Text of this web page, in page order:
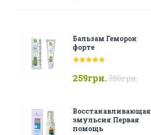
Бальзам Геморон
форте
259грн.350грн.
Восстанавливающая
эмульсия Первая
помощь